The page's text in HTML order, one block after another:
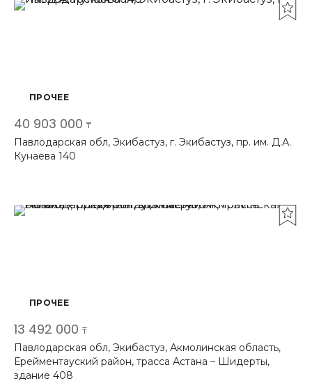
ПРОЧЕЕ
40 903 000 ₸
Павлодарская обл, Экибастуз, г. Экибастуз, пр. им. Д.А.
Кунаева 140
ПРОЧЕЕ
13 492 000 ₸
Павлодарская обл, Экибастуз, Акмолинская область,
Ерейментауский район, трасса Астана – Шидерты,
здание 408